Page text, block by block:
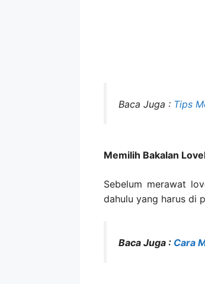
Baca Juga : Tips
Memilih Bakalan
Sebelum merawat
dahulu yang harus di
Baca Juga : Cara